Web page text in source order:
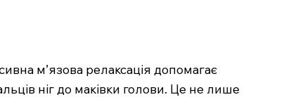
м’язова релаксація допомагає
ніг до маківки голови. Це не лише